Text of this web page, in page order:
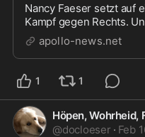
Nancy Faeser setzt auf
Kampf gegen Rechts.
Kontobewegungen
Ausreisesperren
apollo-news.net
1 1
Höpen, Wohrheid,
@docloeser · Feb